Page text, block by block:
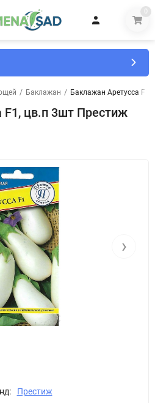
0
/ Баклажан / Баклажан Аретусса
F1, цв.п 3шт Престиж
›
Престиж